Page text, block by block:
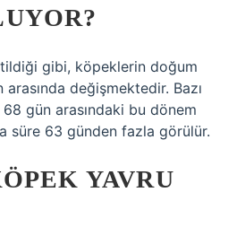
gibi, köpeklerin doğum
değişmektedir. Bazı
gün arasındaki bu dönem
süre 63 günden fazla görülür.
YAVRU